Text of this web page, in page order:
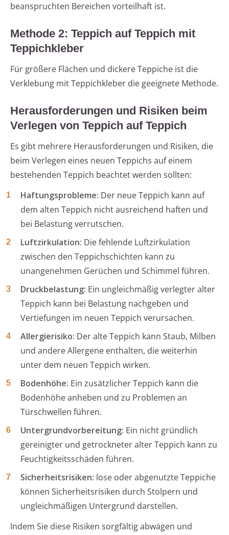
beanspruchten Bereichen vorteilhaft ist.
Methode 2: Teppich auf Teppich mit
Teppichkleber
Für größere Flächen und dickere Teppiche ist die
Verklebung mit Teppichkleber die geeignete Methode.
Herausforderungen und Risiken beim
Verlegen von Teppich auf Teppich
Es gibt mehrere Herausforderungen und Risiken, die
beim Verlegen eines neuen Teppichs auf einem
bestehenden Teppich beachtet werden sollten:
Haftungsprobleme: Der neue Teppich kann auf
dem alten Teppich nicht ausreichend haften und
bei Belastung verrutschen.
Luftzirkulation: Die fehlende Luftzirkulation
zwischen den Teppichschichten kann zu
unangenehmen Gerüchen und Schimmel führen.
Druckbelastung: Ein ungleichmäßig verlegter alter
Teppich kann bei Belastung nachgeben und
Vertiefungen im neuen Teppich verursachen.
Allergierisiko: Der alte Teppich kann Staub, Milben
und andere Allergene enthalten, die weiterhin
unter dem neuen Teppich wirken.
Bodenhöhe: Ein zusätzlicher Teppich kann die
Bodenhöhe anheben und zu Problemen an
Türschwellen führen.
Untergrundvorbereitung: Ein nicht gründlich
gereinigter und getrockneter alter Teppich kann zu
Feuchtigkeitsschäden führen.
Sicherheitsrisiken: lose oder abgenutzte Teppiche
können Sicherheitsrisiken durch Stolpern und
ungleichmäßigen Untergrund darstellen.
Indem Sie diese Risiken sorgfältig abwägen und